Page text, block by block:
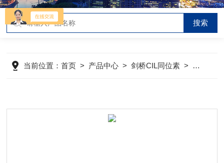
当前位置：首页 > 产品中心 >剑桥CIL同位素 > 同位素